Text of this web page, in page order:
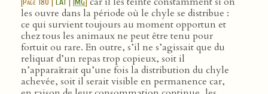
[Page 180 | LAT| IMG]
les ouvre dans la période où le chyle se distribue :
ce qui survient toujours au moment opportun et
chez tous les animaux ne peut être tenu pour
fortuit ou rare. En outre, s’il ne s’agissait que du
reliquat d’un repas trop copieux, soit il
n’apparaîtrait qu’une fois la distribution du chyle
achevée, soit il serait visible en permanence car,